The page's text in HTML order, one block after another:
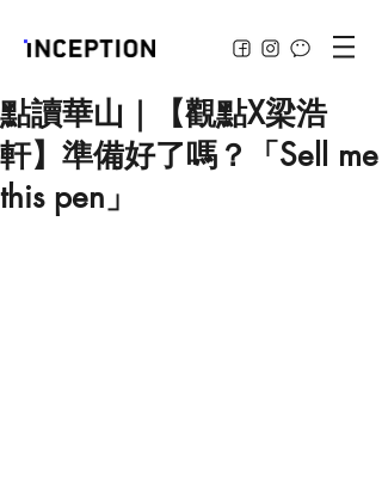
點讀華山｜【觀點X梁浩
軒】準備好了嗎？「Sell me
this pen」